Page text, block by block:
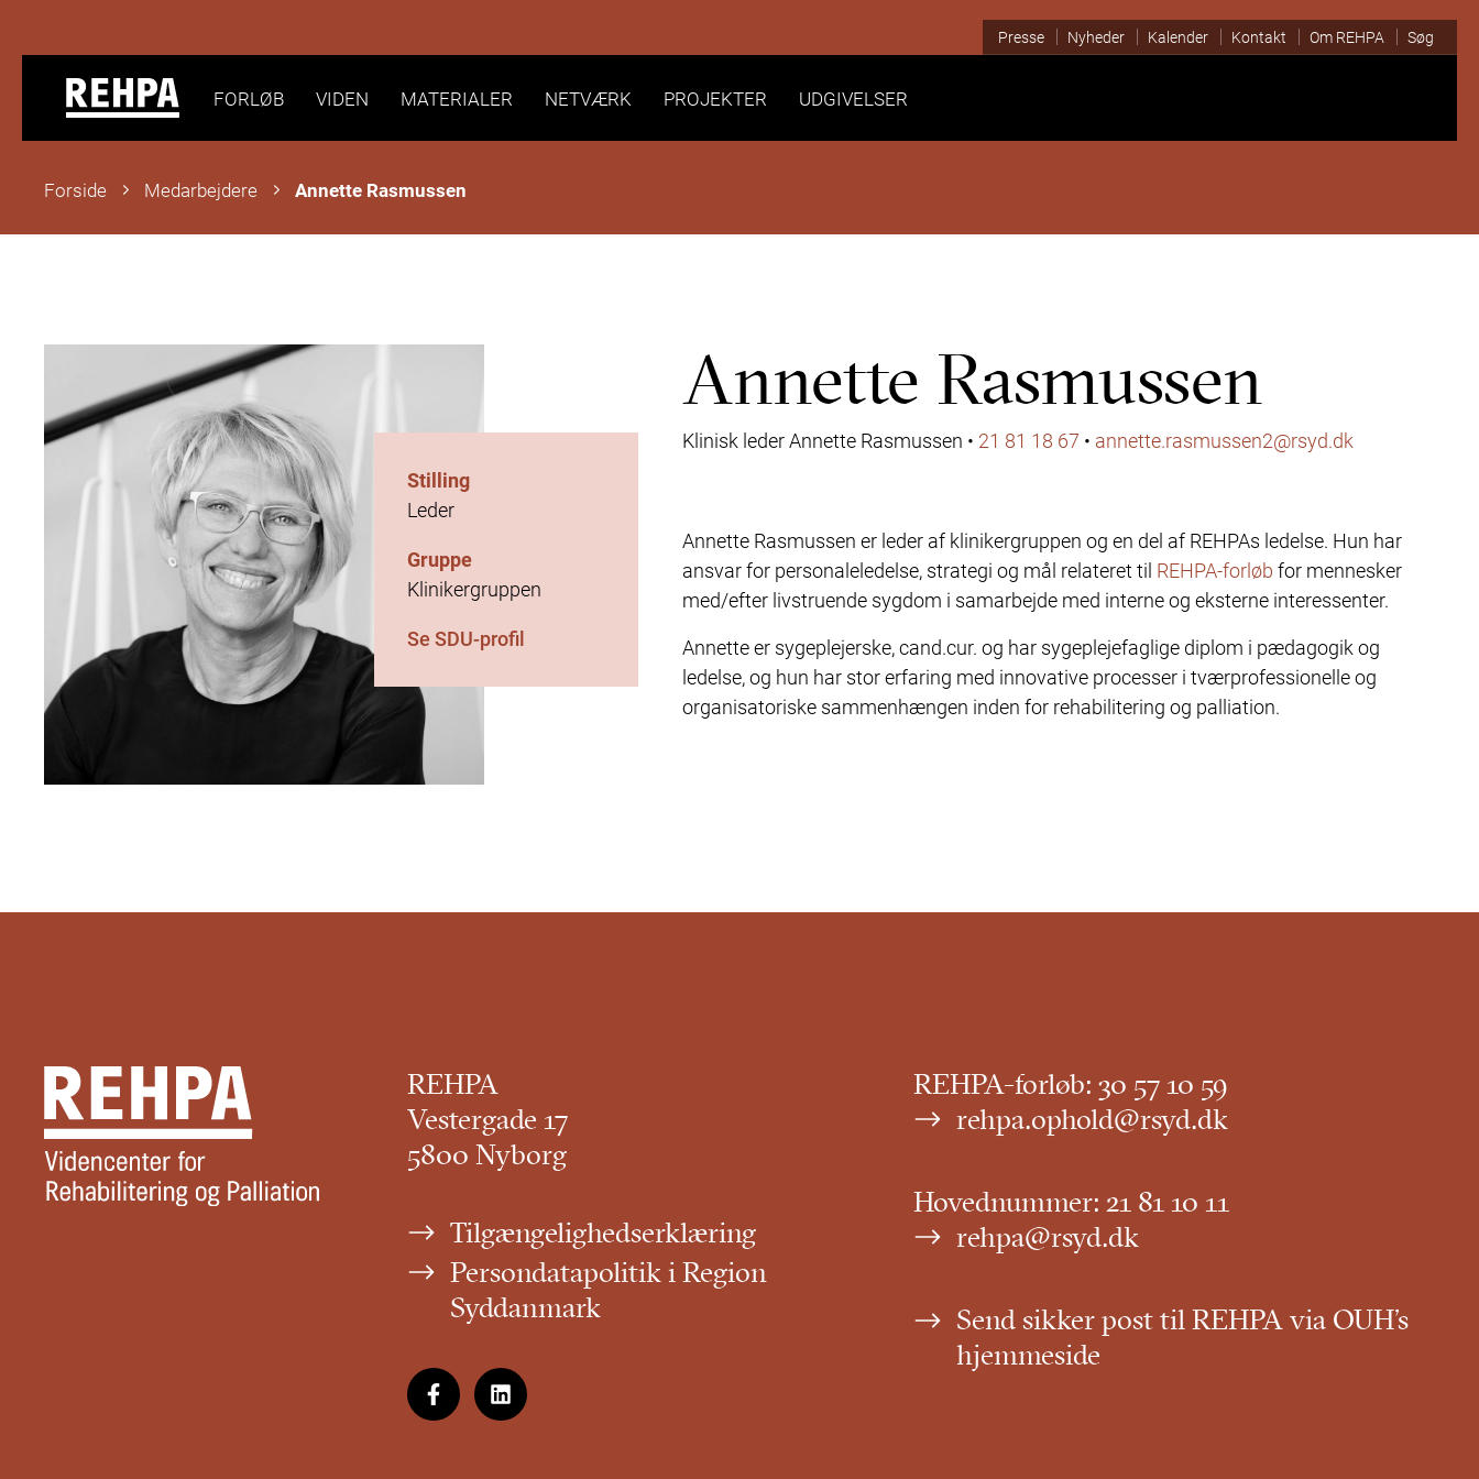
Forside Medarbejdere Annette Rasmussen
Stilling
Leder
Gruppe
Klinikergruppen
Se SDU-profil
Annette Rasmussen
Klinisk lederAnnette Rasmussen • 21 81 18 67 • annette.rasmussen2@rsyd.dk
Annette Rasmussen er leder af klinikergruppen og en del af REHPAs ledelse. Hun har
ansvar for personaleledelse, strategi og mål relateret til REHPA-forløb for mennesker
med/efter livstruende sygdom i samarbejde med interne og eksterne interessenter.
Annette er sygeplejerske, cand.cur. og har sygeplejefaglige diplom i pædagogik og
ledelse, og hun har stor erfaring med innovative processer i tværprofessionelle og
organisatoriske sammenhængen inden for rehabilitering og palliation.
REHPA
Vestergade 17
5800 Nyborg
Tilgængelighedserklæring
Persondatapolitik i Region
Syddanmark
REHPA-forløb: 30 57 10 59
rehpa.ophold@rsyd.dk
Hovednummer: 21 81 10 11
rehpa@rsyd.dk
Send sikker post til REHPA via OUH’s
hjemmeside
Presse Nyheder Kalender Kontakt Om REHPA Søg
FORLØB VIDEN MATERIALER NETVÆRK PROJEKTER UDGIVELSER